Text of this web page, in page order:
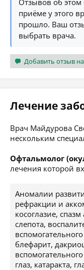
Отзывов об
приёме у этого
прошло. Ваш
выбрать врача.
Добавить отзыв
Лечение
Врач Майдурова
нескольким
Офтальмолог
лечения которой
Аномалии
рефракции и
косоглазие,
слепота,
блефарит,
глаз, катаракта,